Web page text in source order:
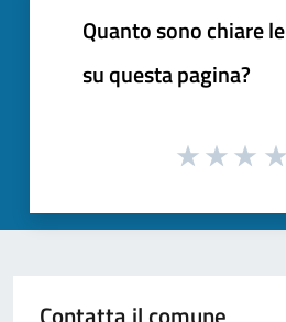
Quanto sono chiare
su questa pagina?